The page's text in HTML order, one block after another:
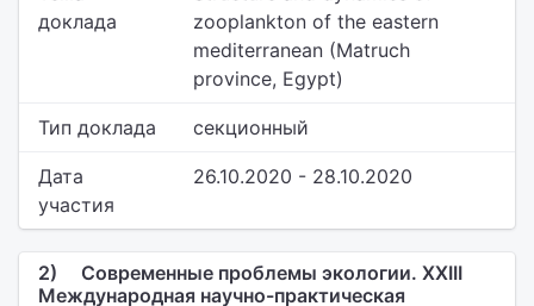
доклада
zooplankton of the eastern
mediterranean (Matruch
province, Egypt)
Тип доклада секционный
Дата
участия
26.10.2020 - 28.10.2020
2)
Современные проблемы экологии. XXIII
Международная научно-практическая